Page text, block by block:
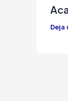
Deja